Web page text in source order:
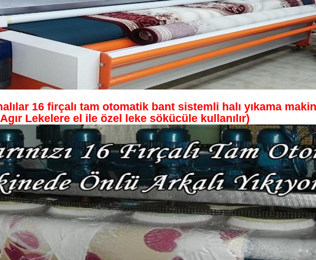
16 firçalı tam otomatik bant sistemli halı yıkama
Lekelere el ile özel leke sökücüle kullanılır)